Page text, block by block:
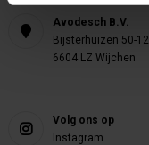
Avodesch B.V.
Bijsterhuizen 50-12
6604 LZ Wijchen
Volg ons op
Instagram